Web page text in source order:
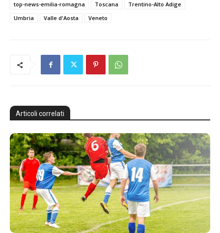
top-news-emilia-romagna
Toscana
Trentino-Alto Adige
Umbria
Valle d'Aosta Veneto
Articoli correlati